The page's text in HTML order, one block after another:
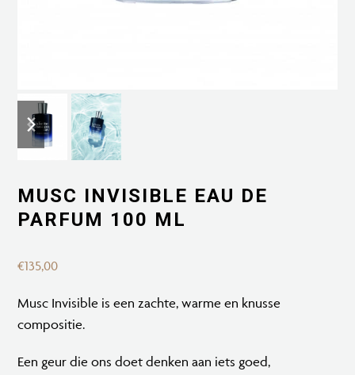
previous
slide
next
slide
MUSC INVISIBLE EAU DE
PARFUM 100 ML
€135,00
Musc Invisible is een zachte, warme en knusse
compositie.
Een geur die ons doet denken aan iets goed,